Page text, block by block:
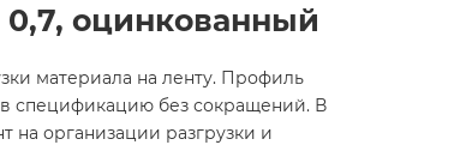
0,7, оцинкованный
материала на ленту. Профиль
спецификацию без сокращений. В
на организации разгрузки и